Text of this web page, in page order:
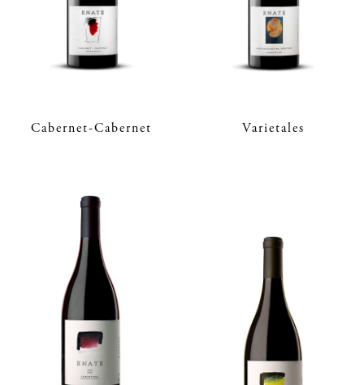
Cabernet-Cabernet Varietales